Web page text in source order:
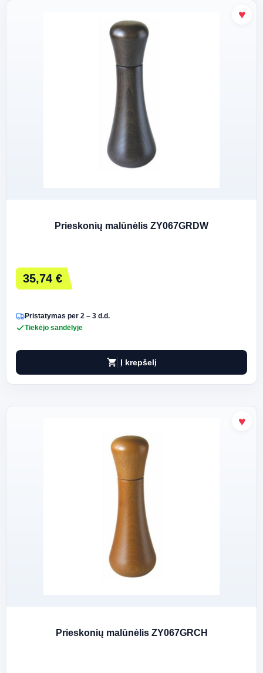
Prieskonių malūnėlis ZY067GRDW
35,74 €
Pristatymas per 2 – 3 d.d.
Tiekėjo sandėlyje
shopping_cart Į krepšelį
Prieskonių malūnėlis ZY067GRCH